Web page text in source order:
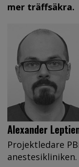
mer träffsäkra.
Alexander
Projektledare
anestesikliniken.